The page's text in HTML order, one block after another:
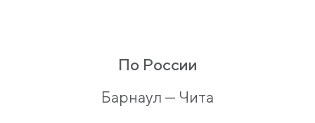
По России
Барнаул — Чита